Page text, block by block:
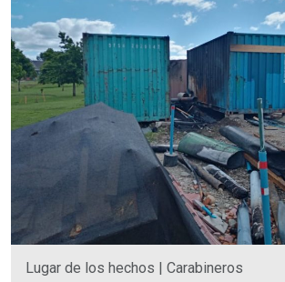
Lugar de los hechos | Carabineros